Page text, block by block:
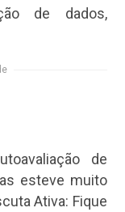
de dados,
de
esteve muito
Ativa: Fique